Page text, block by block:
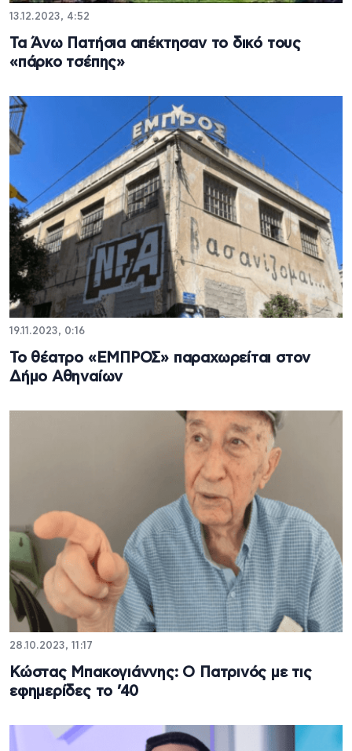
13.12.2023, 4:52
Τα Άνω Πατήσια απέκτησαν το δικό τους
«πάρκο τσέπης»
19.11.2023, 0:16
Το θέατρο «ΕΜΠΡΟΣ» παραχωρείται στον
Δήμο Αθηναίων
28.10.2023, 11:17
Κώστας Μπακογιάννης: Ο Πατρινός με τις
εφημερίδες το ’40